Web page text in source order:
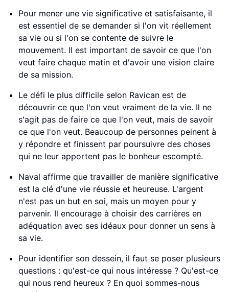
Pour mener une vie significative et satisfaisante, il
est essentiel de se demander si l'on vit réellement
sa vie ou si l'on se contente de suivre le
mouvement. Il est important de savoir ce que l'on
veut faire chaque matin et d'avoir une vision claire
de sa mission.
Le défi le plus difficile selon Ravican est de
découvrir ce que l'on veut vraiment de la vie. Il ne
s'agit pas de faire ce que l'on veut, mais de savoir
ce que l'on veut. Beaucoup de personnes peinent à
y répondre et finissent par poursuivre des choses
qui ne leur apportent pas le bonheur escompté.
Naval affirme que travailler de manière significative
est la clé d'une vie réussie et heureuse. L'argent
n'est pas un but en soi, mais un moyen pour y
parvenir. Il encourage à choisir des carrières en
adéquation avec ses idéaux pour donner un sens à
sa vie.
Pour identifier son dessein, il faut se poser plusieurs
questions : qu'est-ce qui nous intéresse ? Qu'est-ce
qui nous rend heureux ? En quoi sommes-nous